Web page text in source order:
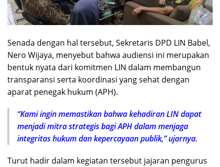
Senada dengan hal tersebut, Sekretaris DPD LIN Babel,
Nero Wijaya, menyebut bahwa audiensi ini merupakan
bentuk nyata dari komitmen LIN dalam membangun
transparansi serta koordinasi yang sehat dengan
aparat penegak hukum (APH).
“Kami ingin memastikan bahwa kehadiran LIN dapat
menjadi mitra strategis bagi APH dalam menjaga
integritas hukum dan kepercayaan publik,” ujarnya.
Turut hadir dalam kegiatan tersebut jajaran pengurus